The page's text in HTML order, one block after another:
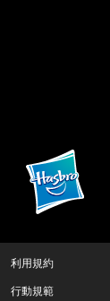
利用規約
行動規範